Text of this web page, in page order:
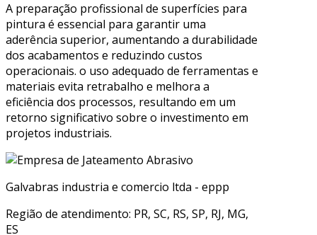
A preparação profissional de superfícies para
pintura é essencial para garantir uma
aderência superior, aumentando a durabilidade
dos acabamentos e reduzindo custos
operacionais. o uso adequado de ferramentas e
materiais evita retrabalho e melhora a
eficiência dos processos, resultando em um
retorno significativo sobre o investimento em
projetos industriais.
Galvabras industria e comercio ltda - eppp
Região de atendimento: PR, SC, RS, SP, RJ, MG,
ES